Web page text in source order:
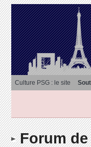
Culture PSG : le site
Forum